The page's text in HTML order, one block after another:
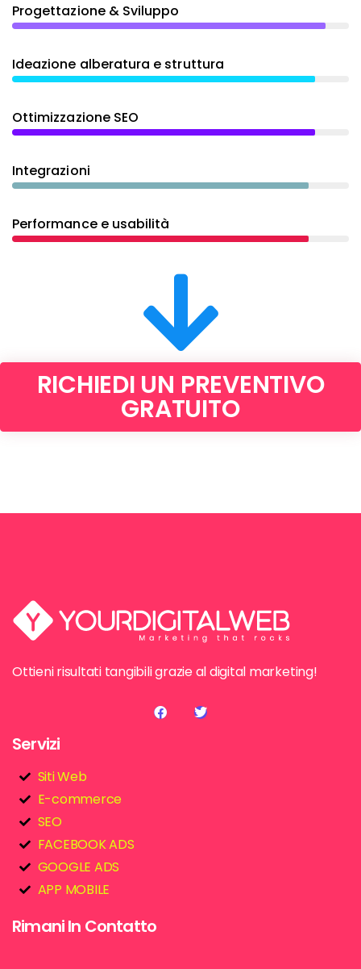
Progettazione & Sviluppo
Ideazione alberatura e struttura
Ottimizzazione SEO
Integrazioni
Performance e usabilità
RICHIEDI UN PREVENTIVO
GRATUITO
Ottieni risultati tangibili grazie al digital marketing!
Servizi
Siti Web
E-commerce
SEO
FACEBOOK ADS
GOOGLE ADS
APP MOBILE
Rimani In Contatto